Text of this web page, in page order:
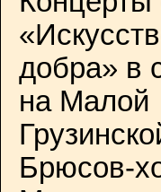
добра» в
на Малой
Брюсов-